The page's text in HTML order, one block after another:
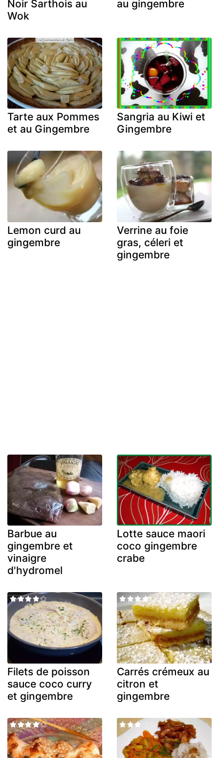
Noir Sarthois au
Wok
au gingembre
Tarte aux Pommes
et au Gingembre
Sangria au Kiwi et
Gingembre
Lemon curd au
gingembre
Verrine au foie
gras, céleri et
gingembre
Barbue au
gingembre et
vinaigre
d'hydromel
Lotte sauce maori
coco gingembre
crabe
Filets de poisson
sauce coco curry
et gingembre
Carrés crémeux au
citron et
gingembre